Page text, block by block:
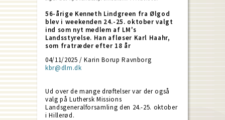
56-årige Kenneth Lindgreen fra Ølgod
blev i weekenden 24.-25. oktober valgt
ind som nyt medlem af LM's
Landsstyrelse. Han afløser Karl Haahr,
som fratræder efter 18 år
04/11/2025 / Karin Borup Ravnborg
kbr@dlm.dk
Ud over de mange drøftelser var der også
valg på Luthersk Missions
Landsgeneralforsamling den 24.-25. oktober
i Hillerød.